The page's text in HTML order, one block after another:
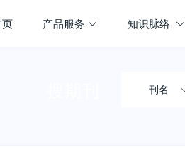
产品服务 知识脉络
刊名